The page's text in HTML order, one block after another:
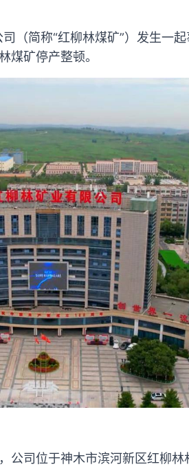
（简称“红柳林煤矿”）发生一
煤矿停产整顿。
公司位于神木市滨河新区红柳